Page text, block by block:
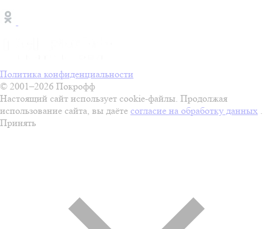
Политика конфиденциальности
© 2001–2026 Покрофф
Настоящий сайт использует cookie-файлы. Продолжая
использование сайта, вы даёте согласие на обработку данных .
Принять